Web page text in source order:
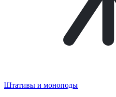
Штативы и моноподы